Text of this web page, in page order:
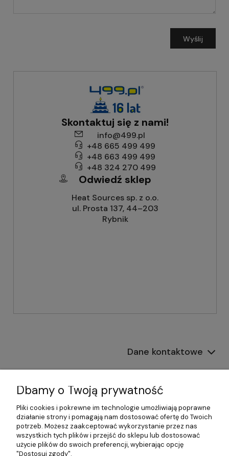
Wyślij
Skontaktuj się z nami!
info@499.pl
+48 665 499 499
+48 663 499 499
+48 324 270 499
Odwiedź sklep
Heat Sources sp. z o.o.
ul. Prosta 137, 44–203
Rybnik
Dane kontaktowe
Płatności i dostawa
Pomoc
Moje konto
Dbamy o Twoją prywatność
Pliki cookies i pokrewne im technologie umożliwiają poprawne
działanie strony i pomagają nam dostosować ofertę do Twoich
potrzeb. Możesz zaakceptować wykorzystanie przez nas
wszystkich tych plików i przejść do sklepu lub dostosować
użycie plików do swoich preferencji, wybierając opcję
"Dostosuj zgody".